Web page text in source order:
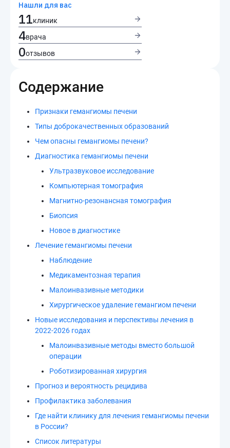
Нашли для вас
11клиник
4врача
0отзывов
Содержание
Признаки гемангиомы печени
Типы доброкачественных образований
Чем опасны гемангиомы печени?
Диагностика гемангиомы печени
Ультразвуковое исследование
Компьютерная томография
Магнитно-резонансная томография
Биопсия
Новое в диагностике
Лечение гемангиомы печени
Наблюдение
Медикаментозная терапия
Малоинвазивные методики
Хирургическое удаление гемангиом печени
Новые исследования и перспективы лечения в
2022-2026 годах
Малоинвазивные методы вместо большой
операции
Роботизированная хирургия
Прогноз и вероятность рецидива
Профилактика заболевания
Где найти клинику для лечения гемангиомы печени
в России?
Список литературы